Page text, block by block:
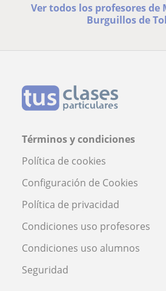
Ver todos los profesores de
Burguillos de
Términos y condiciones
Política de cookies
Configuración de Cookies
Política de privacidad
Condiciones uso profesores
Condiciones uso alumnos
Seguridad